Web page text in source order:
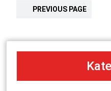
PREVIOUS PAGE